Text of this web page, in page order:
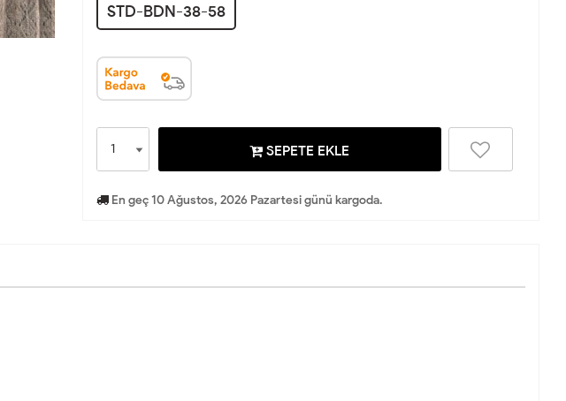
STD-BDN-38-58
SEPETE EKLE
En geç 10 Ağustos, 2026 Pazartesi günü kargoda.